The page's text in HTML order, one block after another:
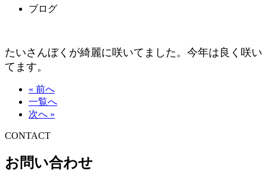
ブログ
たいさんぼくが綺麗に咲いてました。今年は良く咲い
てます。
« 前へ
一覧へ
次へ »
CONTACT
お問い合わせ